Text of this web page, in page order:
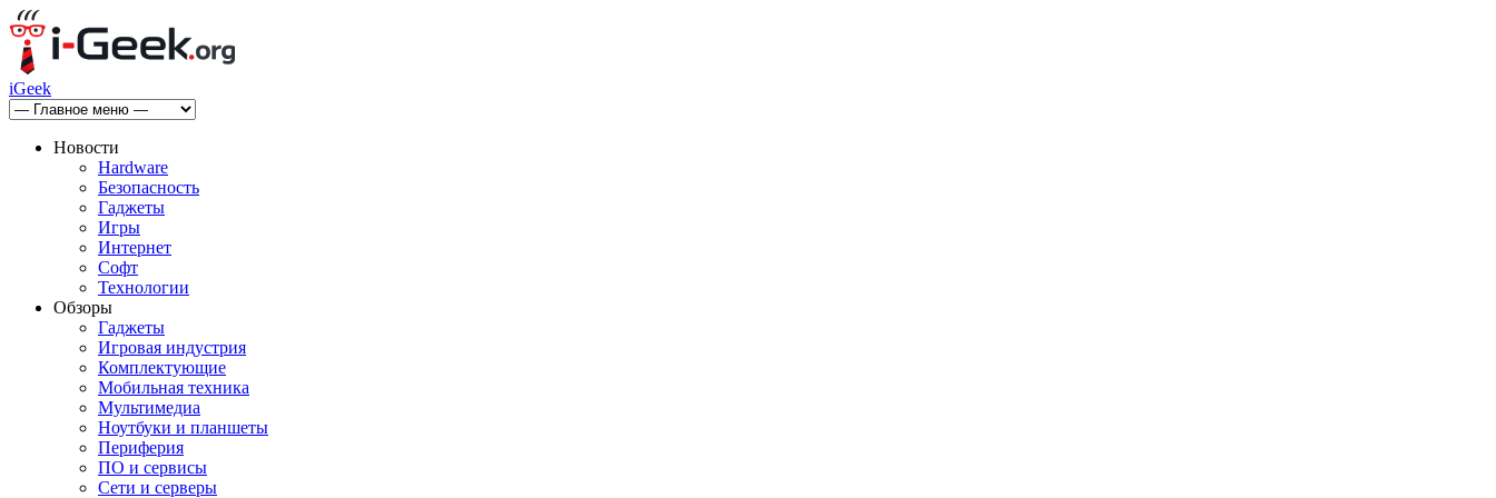
iGeek
Новости
Hardware
Безопасность
Гаджеты
Игры
Интернет
Софт
Технологии
Обзоры
Гаджеты
Игровая индустрия
Комплектующие
Мобильная техника
Мультимедиа
Ноутбуки и планшеты
Периферия
ПО и сервисы
Сети и серверы